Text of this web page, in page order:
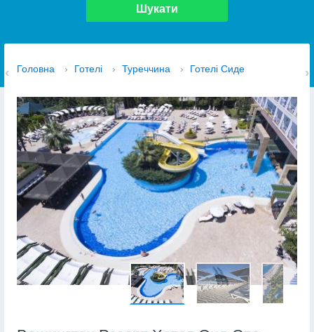
Шукати
Головна › Готелі › Туреччина › Готелі Сиде